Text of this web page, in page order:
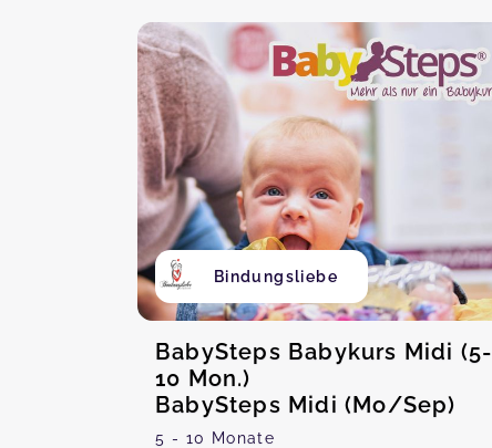
Bindungsliebe
BabySteps Babykurs Midi (5-
10 Mon.)
BabySteps Midi (Mo/Sep)
5 - 10 Monate